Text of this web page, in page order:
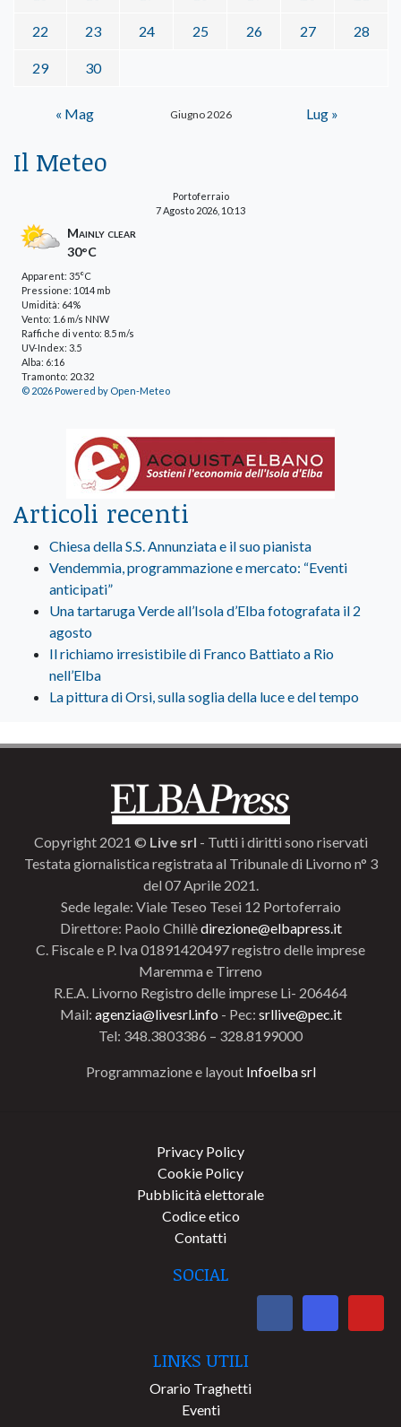
Giugno 2026
22 23 24 25 26 27 28
29 30
« Mag Lug »
Il Meteo
Portoferraio
7 Agosto 2026, 10:13
Mainly clear
30°C
Apparent: 35°C
Pressione: 1014 mb
Umidità: 64%
Vento: 1.6 m/s NNW
Raffiche di vento: 8.5 m/s
UV-Index: 3.5
Alba: 6:16
Tramonto: 20:32
© 2026 Powered by Open-Meteo
Articoli recenti
Chiesa della S.S. Annunziata e il suo pianista
Vendemmia, programmazione e mercato: “Eventi
anticipati”
Una tartaruga Verde all’Isola d’Elba fotografata il 2
agosto
Il richiamo irresistibile di Franco Battiato a Rio
nell’Elba
La pittura di Orsi, sulla soglia della luce e del tempo
Copyright 2021 © Live srl - Tutti i diritti sono riservati
Testata giornalistica registrata al Tribunale di Livorno n° 3
del 07 Aprile 2021.
Sede legale: Viale Teseo Tesei 12 Portoferraio
Direttore: Paolo Chillèdirezione@elbapress.it
C. Fiscale e P. Iva 01891420497 registro delle imprese
Maremma e Tirreno
R.E.A. Livorno Registro delle imprese Li- 206464
Mail: agenzia@livesrl.info - Pec: srllive@pec.it
Tel: 348.3803386 – 328.8199000
Programmazione e layout Infoelba srl
Privacy Policy
Cookie Policy
Pubblicità elettorale
Codice etico
Contatti
SOCIAL
LINKS UTILI
Orario Traghetti
Eventi